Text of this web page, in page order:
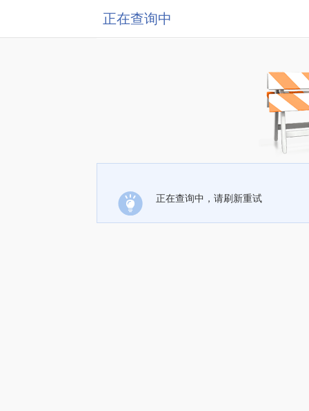
正在查询中
正在查询中，请刷新重试